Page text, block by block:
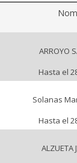
ARROYO
Hasta el
Solanas
Hasta el
ALZUETA